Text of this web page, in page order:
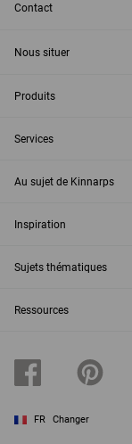
Contact
Nous situer
Produits
Services
Au sujet de Kinnarps
Inspiration
Sujets thématiques
Ressources
FR Changer